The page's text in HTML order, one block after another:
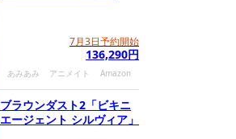
7月3日予約開始
136,290円
あみあみ アニメイト Amazon
ブラウンダスト2「ビキニ
エージェント シルヴィア」